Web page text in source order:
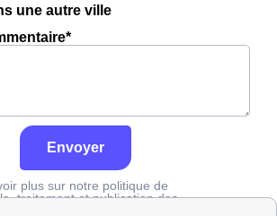
une autre ville
Envoyer
plus sur notre politique de
traitement et publication des